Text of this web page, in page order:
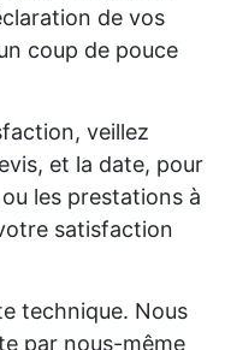
de vos
coup de pouce
veillez
et la date, pour
les prestations à
satisfaction
technique. Nous
par nous-même